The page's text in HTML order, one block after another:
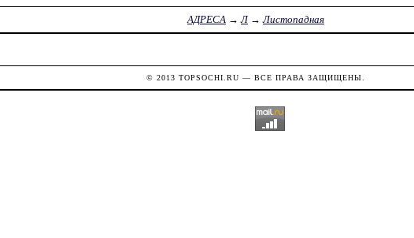
АДРЕСА→Л→Листопадная
© 2013 TOPSOCHI.RU — ВСЕ ПРАВА ЗАЩИЩЕНЫ.